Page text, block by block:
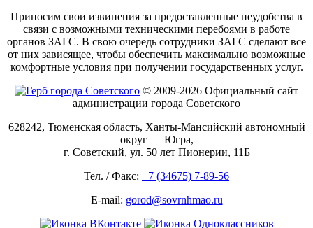
Приносим свои извинения за предоставленные неудобства в
связи с возможными техническими перебоями в работе
органов ЗАГС. В свою очередь сотрудники ЗАГС сделают все
от них зависящее, чтобы обеспечить максимально возможные
комфортные условия при получении государственных услуг.
© 2009-2026 Официальный сайт
администрации города Советского
628242, Тюменская область, Ханты-Мансийский автономный
округ — Югра,
г. Советский, ул. 50 лет Пионерии, 11Б
Тел. / Факс: +7 (34675) 7-89-56
E-mail: gorod@sovrnhmao.ru